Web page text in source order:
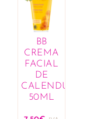
BB
CREMA
FACIAL
DE
CALENDULA
50ML